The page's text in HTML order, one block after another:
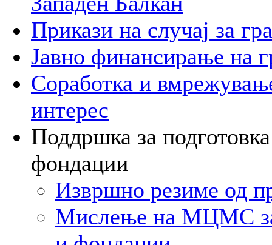
Прикази на случај за
Јавно финансирање на
Соработка и
интерес
Поддршка за
фондации
Извршно резиме од
Мислење на МЦМС за